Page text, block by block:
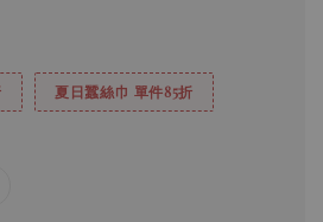
夏日蠶絲巾 單件85折